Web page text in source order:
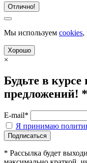
Отлично!
Мы используем cookies,
Хорошо
×
Будьте в
предложений! *
E-mail*
Я принимаю
* Рассылка будет